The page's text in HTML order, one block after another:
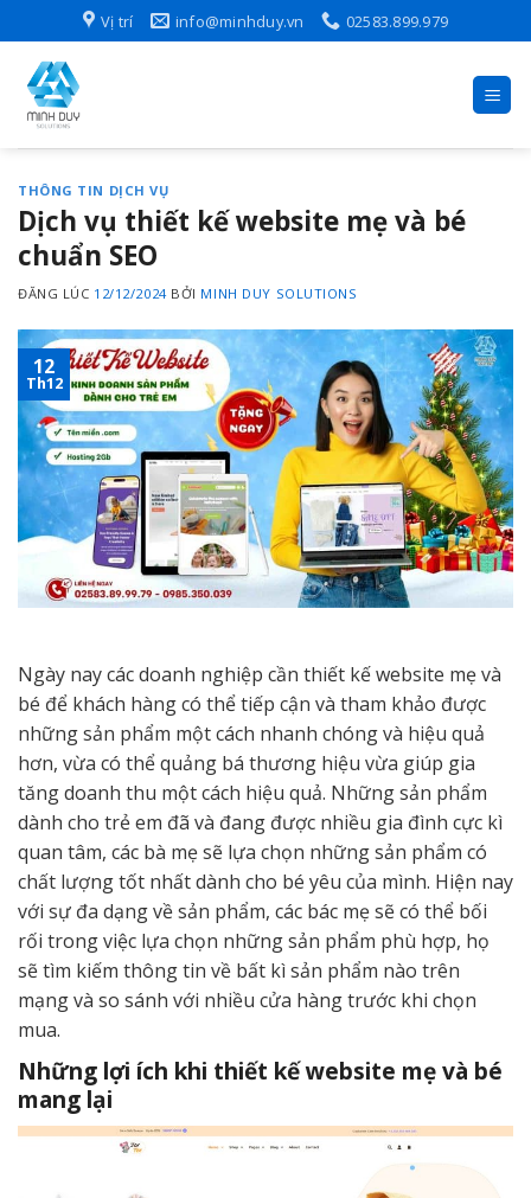
to
content
Vị trí info@minhduy.vn 02583.899.979
THÔNG TIN DỊCH VỤ
Dịch vụ thiết kế website mẹ và bé
chuẩn SEO
ĐĂNG LÚC 12/12/2024 BỞI MINH DUY SOLUTIONS
12
Th12
Ngày nay các doanh nghiệp cần thiết kế website mẹ và
bé để khách hàng có thể tiếp cận và tham khảo được
những sản phẩm một cách nhanh chóng và hiệu quả
hơn, vừa có thể quảng bá thương hiệu vừa giúp gia
tăng doanh thu một cách hiệu quả. Những sản phẩm
dành cho trẻ em đã và đang được nhiều gia đình cực kì
quan tâm, các bà mẹ sẽ lựa chọn những sản phẩm có
chất lượng tốt nhất dành cho bé yêu của mình. Hiện nay
với sự đa dạng về sản phẩm, các bác mẹ sẽ có thể bối
rối trong việc lựa chọn những sản phẩm phù hợp, họ
sẽ tìm kiếm thông tin về bất kì sản phẩm nào trên
mạng và so sánh với nhiều cửa hàng trước khi chọn
mua.
Những lợi ích khi thiết kế website mẹ và bé
mang lại